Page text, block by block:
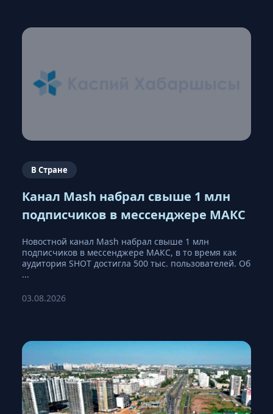
В Стране
Канал Mash набрал свыше 1 млн
подписчиков в мессенджере МАКС
Новостной канал Mash набрал свыше 1 млн
подписчиков в мессенджере МАКС, в то время как
аудитория SHOT достигла 500 тыс. пользователей. Об
...
03.08.2026